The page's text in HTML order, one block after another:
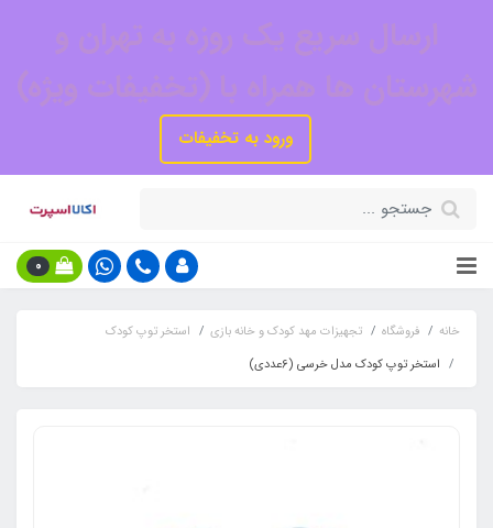
ارسال سریع یک روزه به تهران و
شهرستان ها همراه با (تخفیفات ویژه)
ورود به تخفیفات
0
خانه فروشگاه تجهیزات مهد کودک و خانه بازی
استخر توپ کودک
استخر توپ کودک مدل خرسی (6عددی)